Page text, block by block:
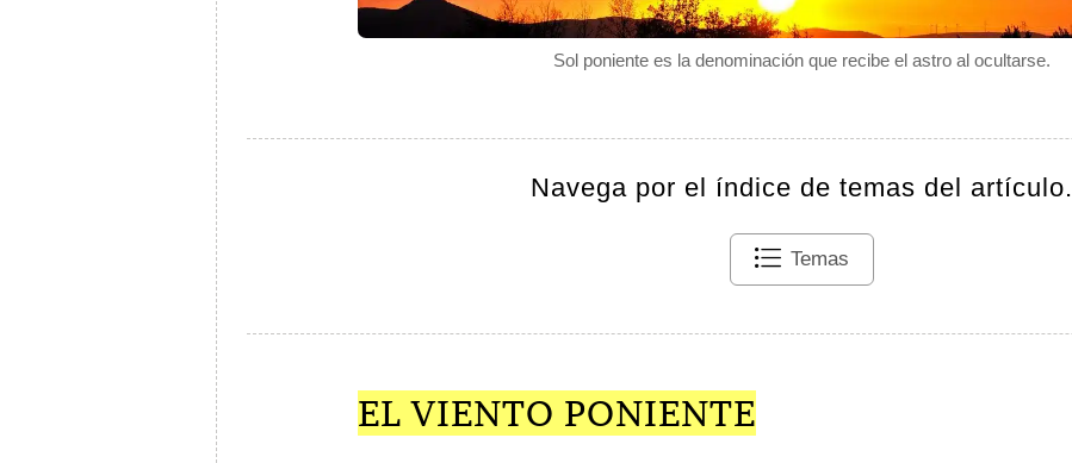
Sol poniente es la denominación que recibe el astro al ocultarse.
Navega por el índice de temas del artículo.
Temas
EL VIENTO PONIENTE